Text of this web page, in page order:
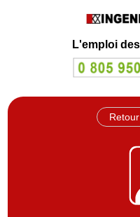
L'emploi